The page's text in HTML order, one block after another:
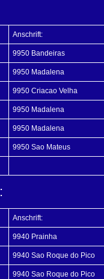
Anschrift:
9950 Bandeiras
9950 Madalena
9950 Criacao Velha
9950 Madalena
9950 Madalena
9950 Sao Mateus
:
Anschrift:
9940 Prainha
9940 Sao Roque do Pico
9940 Sao Roque do Pico